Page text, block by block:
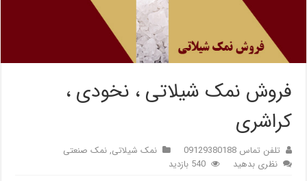
فروش نمک شیلاتی ، نخودی ،
کراشری
تلفن تماس 09129380188 نمک شیلاتی,نمک صنعتی
نظری بدهید
540 بازدید